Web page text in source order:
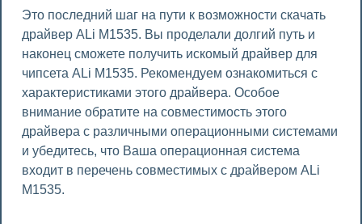
Это последний шаг на пути к возможности скачать
драйвер ALi M1535. Вы проделали долгий путь и
наконец сможете получить искомый драйвер для
чипсета ALi M1535. Рекомендуем ознакомиться с
характеристиками этого драйвера. Особое
внимание обратите на совместимость этого
драйвера с различными операционными системами
и убедитесь, что Ваша операционная система
входит в перечень совместимых с драйвером ALi
M1535.